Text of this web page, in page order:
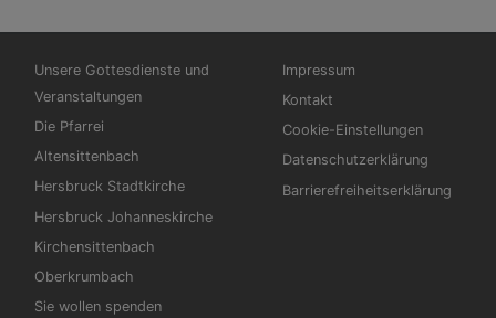
Hauptnavigation
Unsere Gottesdienste und
Veranstaltungen
Die Pfarrei
Altensittenbach
Hersbruck Stadtkirche
Hersbruck Johanneskirche
Kirchensittenbach
Oberkrumbach
Sie wollen spenden
Fußbereichsmenü
Impressum
Kontakt
Cookie-Einstellungen
Datenschutzerklärung
Barrierefreiheitserklärung